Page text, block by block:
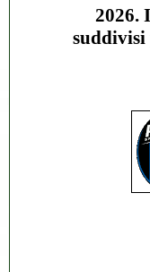
2026.
suddivisi